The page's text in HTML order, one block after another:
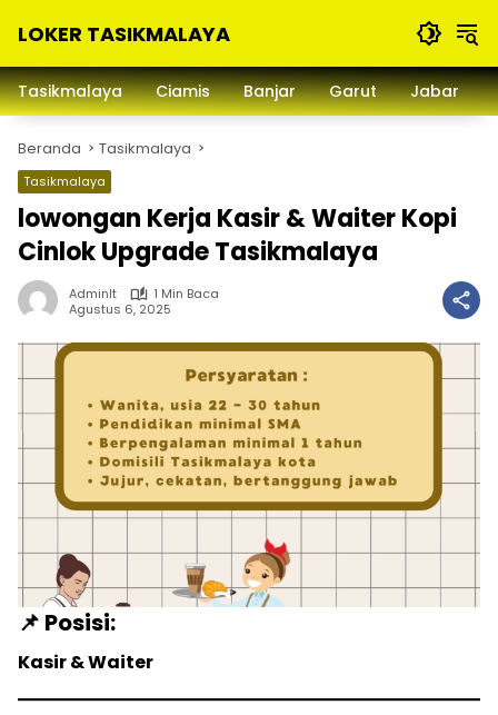
LOKER TASIKMALAYA
Lowongan
Kerja
dan
Sekitarna
Tasikmalaya Ciamis Banjar Garut Jabar
Beranda Tasikmalaya
Tasikmalaya
lowongan Kerja Kasir & Waiter Kopi
Cinlok Upgrade Tasikmalaya
Adminlt
1 Min Baca
Agustus 6, 2025
📌 Posisi:
Kasir & Waiter